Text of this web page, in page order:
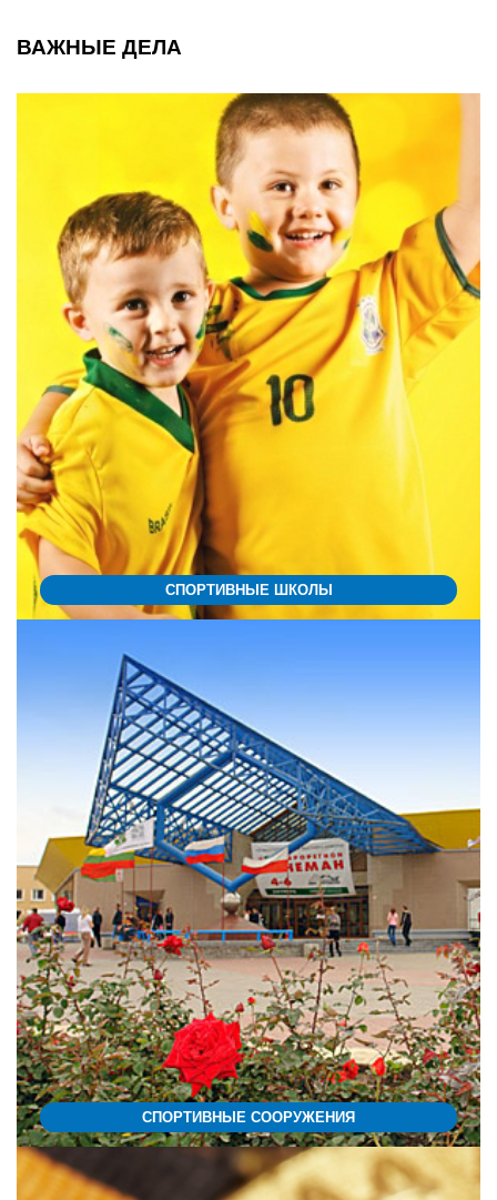
ВАЖНЫЕ ДЕЛА
СПОРТИВНЫЕ ШКОЛЫ
СПОРТИВНЫЕ СООРУЖЕНИЯ